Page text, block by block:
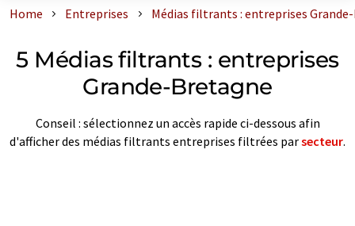
Home Entreprises Médias filtrants : entreprises
5 Médias filtrants : entreprises
Grande-Bretagne
Conseil : sélectionnez un accès rapide ci-dessous afin
d'afficher des médias filtrants entreprises filtrées parsecteur.